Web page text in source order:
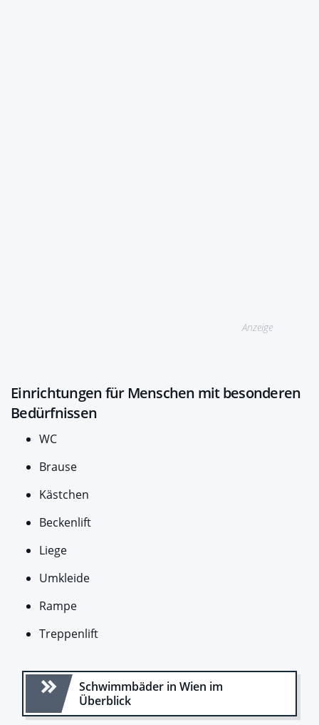
Anzeige
Einrichtungen für Menschen mit besonderen
Bedürfnissen
WC
Brause
Kästchen
Beckenlift
Liege
Umkleide
Rampe
Treppenlift
Schwimmbäder in Wien im
Überblick